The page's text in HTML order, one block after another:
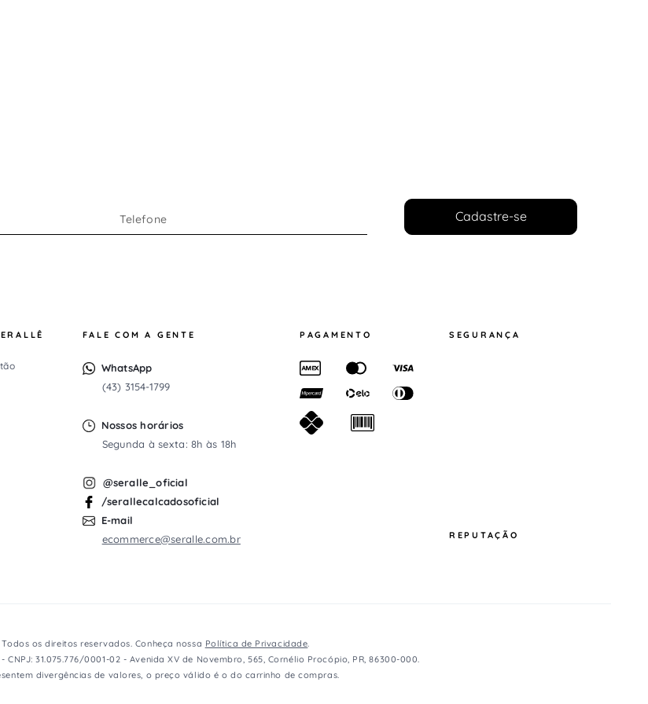
Cadastre-se
FALE COM A GENTE
WhatsApp
(43) 3154-1799
Nossos horários
Segunda à sexta: 8h às 18h
@seralle_oficial
/serallecalcadosoficial
E-mail
ecommerce@seralle.com.br
PAGAMENTO SEGURANÇA
REPUTAÇÃO
os direitos reservados. Conheça nossa Política de Privacidade.
31.075.776/0001-02 - Avenida XV de Novembro, 565, Cornélio Procópio, PR, 86300-000.
divergências de valores, o preço válido é o do carrinho de compras.